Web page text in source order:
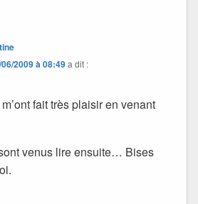
2009 à 08:49a dit :
fait très plaisir en venant
venus lire ensuite… Bises